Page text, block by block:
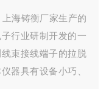
海铸衡厂家生产的
行业研制开发的一
束接线端子的拉脱
器具有设备小巧、